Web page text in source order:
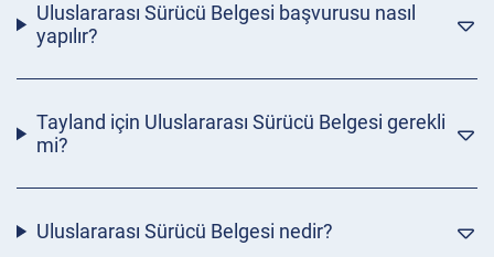
Uluslararası Sürücü Belgesi başvurusu nasıl
yapılır?
Tayland için Uluslararası Sürücü Belgesi gerekli
mi?
Uluslararası Sürücü Belgesi nedir?